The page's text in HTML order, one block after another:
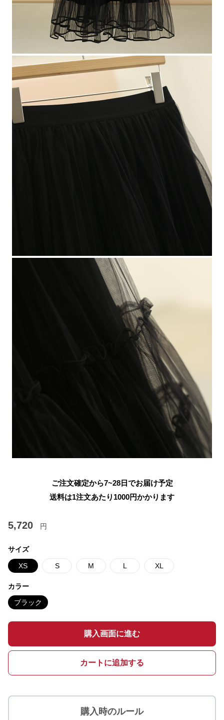
ご注文確定から7~28日でお届け予定
送料は1注文あたり 1000円かかります
5,720 円
サイズ
XS S M L XL
カラー
ブラック
購入画面に進む
カートに追加する
購入時のルール